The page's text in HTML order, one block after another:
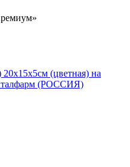
(цветная) на
(РОССИЯ)